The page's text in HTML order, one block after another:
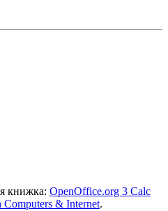
книжка: OpenOffice.org 3 Calc
& Internet.